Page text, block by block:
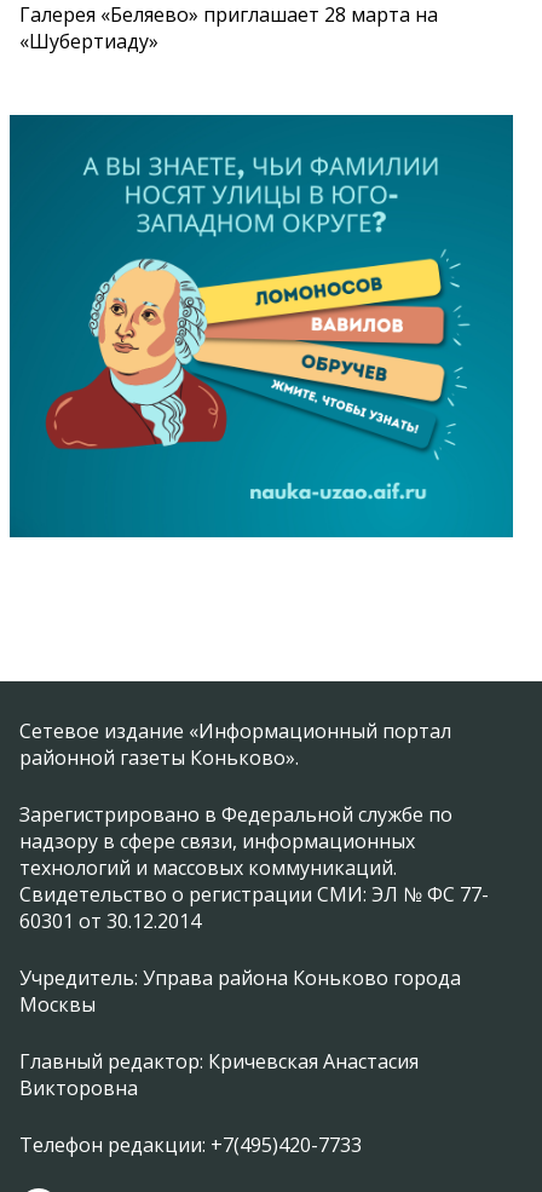
Галерея «Беляево» приглашает 28 марта на
«Шубертиаду»
Сетевое издание «Информационный портал
районной газеты Коньково».
Зарегистрировано в Федеральной службе по
надзору в сфере связи, информационных
технологий и массовых коммуникаций.
Свидетельство о регистрации СМИ: ЭЛ № ФС 77-
60301 от 30.12.2014
Учредитель: Управа района Коньково города
Москвы
Главный редактор: Кричевская Анастасия
Викторовна
Телефон редакции: +7(495)420-7733